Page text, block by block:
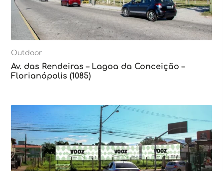
Outdoor
Av. das Rendeiras – Lagoa da Conceição –
Florianópolis (1085)